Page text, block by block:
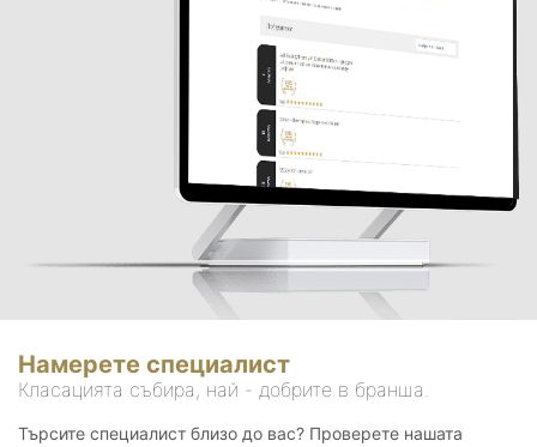
Намерете специалист
Класацията събира, най - добрите в бранша.
Търсите специалист близо до вас? Проверете нашата